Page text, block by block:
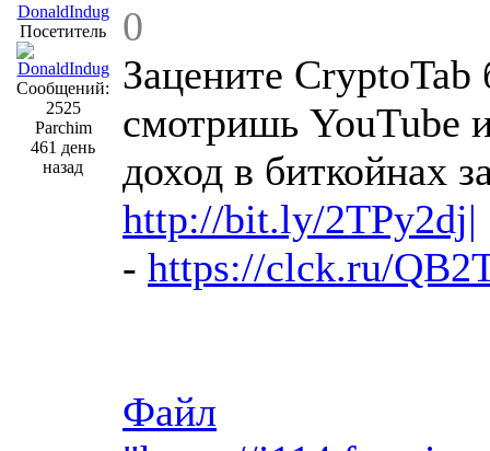
DonaldIndug
Посетитель
Сообщений:
2525
Parchim
461 день
назад
0
Зацените
смотришь YouTube
доход в биткойнах
http://bit.ly/2TPy2dj|
- https://clck.ru/
Файл